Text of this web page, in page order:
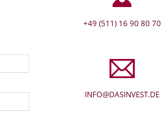
+49 (511) 16 90 80 70
INFO@DASINVEST.DE